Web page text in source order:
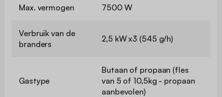
Max. vermogen 7500 W
Verbruik van de
branders
2,5 kW x3 (545 g/h)
Gastype
Butaan of propaan (fles
van 5 of 10,5kg - propaan
aanbevolen)